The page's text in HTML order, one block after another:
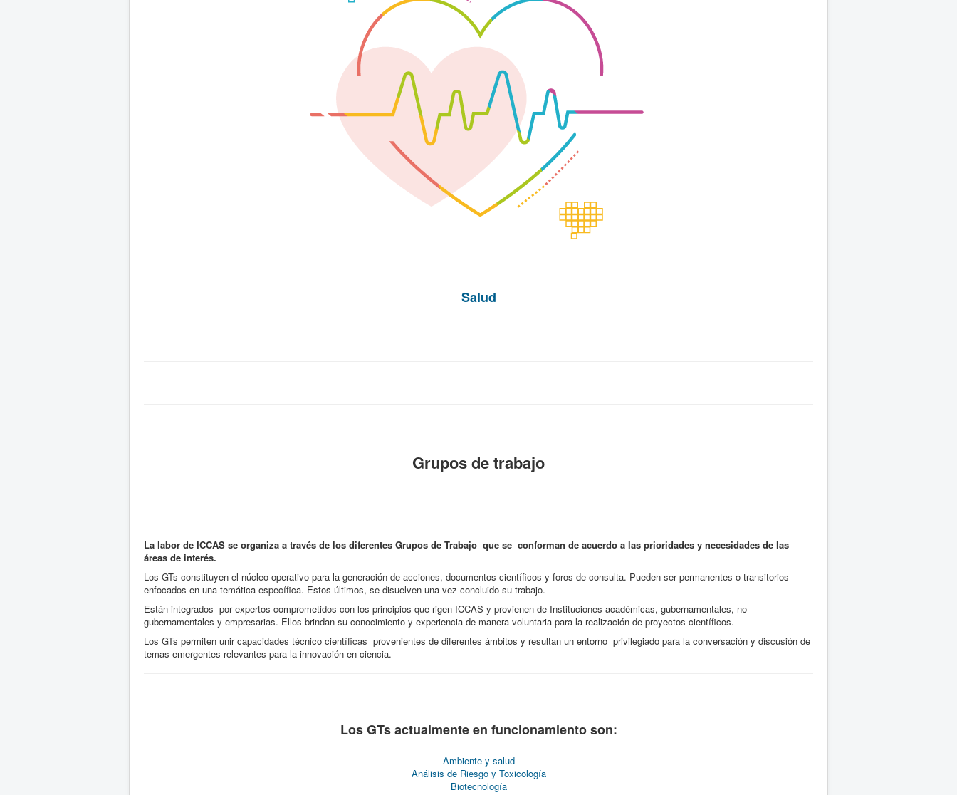
Salud
Gruposde trabajo
La labor de ICCAS se organiza a través de los diferentes Grupos de Trabajo que se conforman de acuerdo a las prioridades y necesidades de las
áreas de interés.
Los GTs constituyen el núcleo operativo para la generación de acciones, documentos científicos y foros de consulta. Pueden ser permanentes o transitorios
enfocados en una temática específica. Estos últimos, se disuelven una vez concluido su trabajo.
Están integrados por expertos comprometidos con los principios que rigen ICCAS y provienen de Instituciones académicas, gubernamentales, no
gubernamentales y empresarias. Ellos brindan su conocimiento y experiencia de manera voluntaria para la realización de proyectos científicos.
Los GTs permiten unir capacidades técnico científicas provenientes de diferentes ámbitos y resultan un entorno privilegiado para la conversación y discusión de
temas emergentes relevantes para la innovación en ciencia.
Los GTs actualmente en funcionamiento son:
Ambiente y salud
Análisis de Riesgo y Toxicología
Biotecnología